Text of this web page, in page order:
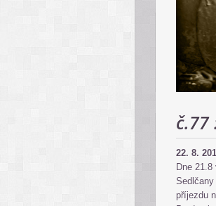
č.77
22. 8.
Dne
příjezdu